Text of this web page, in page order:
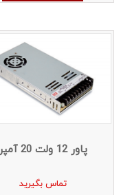
پاور 12 ولت 20 آمپر
تماس بگیرید